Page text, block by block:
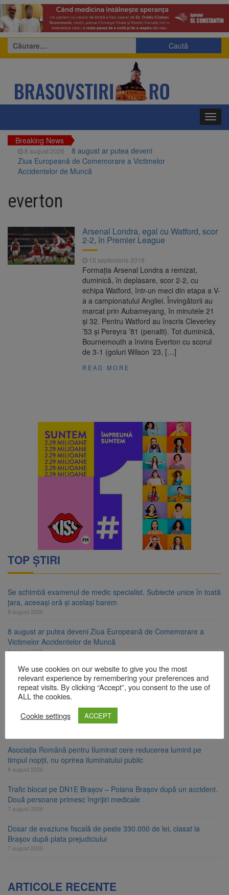
Caută
după:
Breaking News
8 august 2026
8 august ar putea deveni
Ziua Europeană de Comemorare a Victimelor
Accidentelor de Muncă
Star
Nivelul Dunării a început să crească
8 august 2026
Asociația Română pentru
Iluminat cere reducerea luminii pe timpul
nopții, nu oprirea iluminatului public
Trafic blocat pe DN1E Brașov
– Poiana Brașov după un accident. Două
persoane primesc îngrijiri medicale
Se schimbă examenul de
medic specialist. Subiecte unice în toată țara,
aceeași oră și același barem
everton
Arsenal Londra, egal cu Watford, scor
2-2, în Premier League
15 septembrie 2019
Formaţia Arsenal Londra a remizat,
duminică, în deplasare, scor 2-2, cu
echipa Watford, într-un meci din etapa a V-
a a campionatului Angliei. Învingătorii au
marcat prin Aubameyang, în minutele 21
şi 32. Pentru Watford au înscris Cleverley
’53 şi Pereyra ’81 (penalti). Tot duminică,
Bournemouth a învins Everton cu scorul
de 3-1 (goluri Wilson ’23, […]
READ MORE
TOP ȘTIRI
Se schimbă examenul de medic specialist. Subiecte unice în toată
țara, aceeași oră și același barem
8 august 2026
8 august ar putea deveni Ziua Europeană de Comemorare a
Victimelor Accidentelor de Muncă
8 august 2026
Am început demolarea fostului complex Duplex 91, de lângă Piața
Star
8 august 2026
Ungaria renunță la apelul pentru reducerea consumului de
energie. Nivelul Dunării a început să crească
Asociația Română pentru Iluminat cere reducerea luminii pe
timpul nopții, nu oprirea iluminatului public
8 august 2026
Trafic blocat pe DN1E Brașov – Poiana Brașov după un accident.
Două persoane primesc îngrijiri medicale
7 august 2026
Dosar de evaziune fiscală de peste 330.000 de lei, clasat la
Brașov după plata prejudiciului
7 august 2026
ARTICOLE RECENTE
We use cookies on our website to give you the most
relevant experience by remembering your preferences and
repeat visits. By clicking “Accept”, you consent to the use of
ALL the cookies.
Cookie settings
ACCEPT